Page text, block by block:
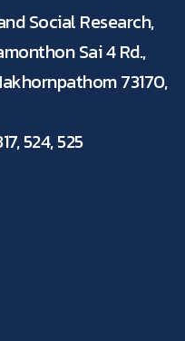
Social Research,
Sai 4 Rd.,
73170,
524, 525